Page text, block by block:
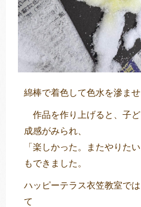
綿棒で着色して色水を滲ま
作品を作り上げると、子
成感がみられ、
「楽しかった。またやりた
もできました。
ハッピーテラス衣笠教室で
て